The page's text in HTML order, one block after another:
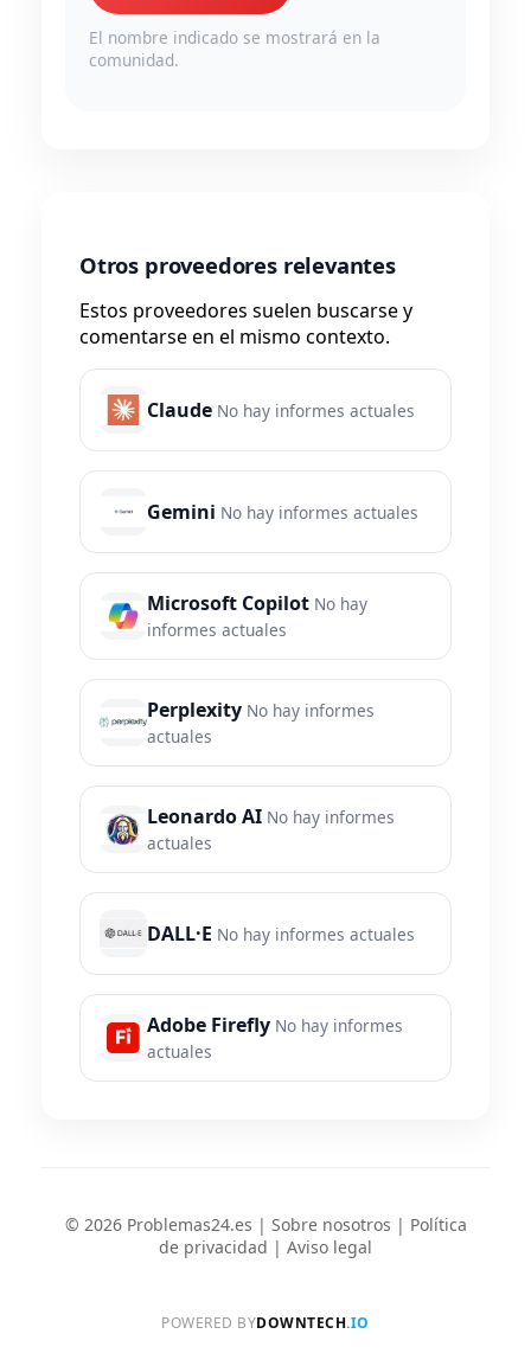
El nombre indicado se mostrará en la
comunidad.
Otros proveedores relevantes
Estos proveedores suelen buscarse y
comentarse en el mismo contexto.
Claude No hay informes actuales
Gemini No hay informes actuales
Microsoft Copilot No hay
informes actuales
Perplexity No hay informes
actuales
Leonardo AI No hay informes
actuales
DALL·E No hay informes actuales
Adobe Firefly No hay informes
actuales
© 2026 Problemas24.es | Sobre nosotros | Política
de privacidad | Aviso legal
POWERED BYDOWNTECH.IO